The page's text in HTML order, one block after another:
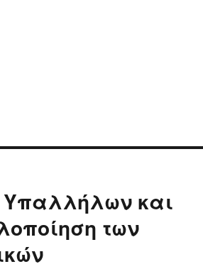
Υπαλλήλων και
των